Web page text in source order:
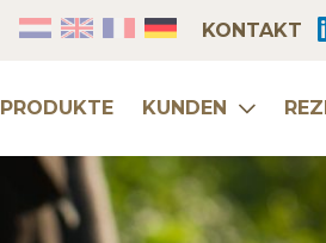
KONTAKT
PRODUKTE KUNDEN